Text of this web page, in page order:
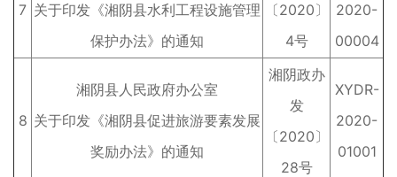
7 关于印发《湘阴县水利工程设施管理
保护办法》的通知
〔2020〕
4号
2020-
00004
8
湘阴县人民政府办公室
关于印发《湘阴县促进旅游要素发展
奖励办法》的通知
湘阴政办
发
〔2020〕
28号
XYDR-
2020-
01001